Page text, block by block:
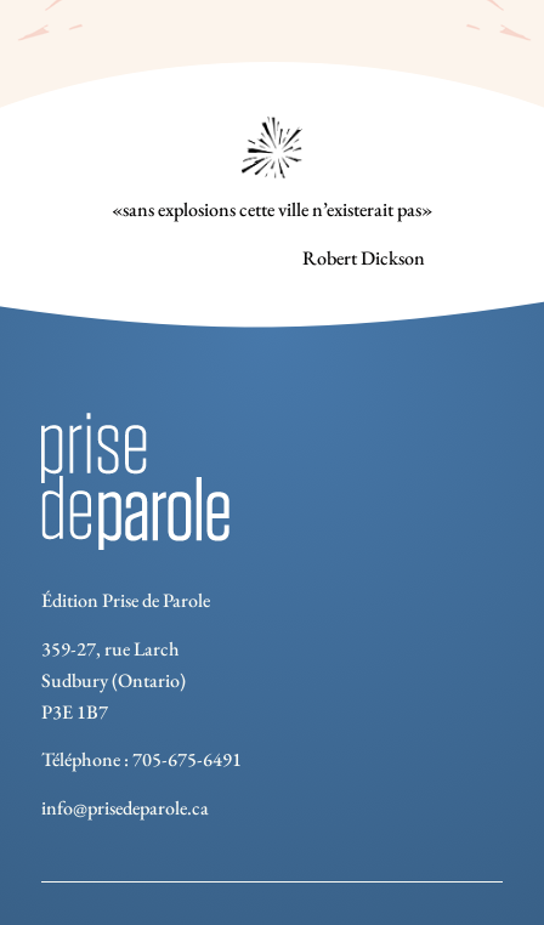
«sans explosions cette ville n’existerait pas»
Robert Dickson
Édition Prise de Parole
359-27, rue Larch
Sudbury (Ontario)
P3E 1B7
Téléphone : 705-675-6491
info@prisedeparole.ca